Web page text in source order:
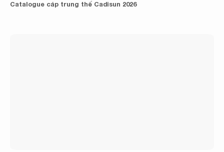
Catalogue cáp trung thế Cadisun 2026